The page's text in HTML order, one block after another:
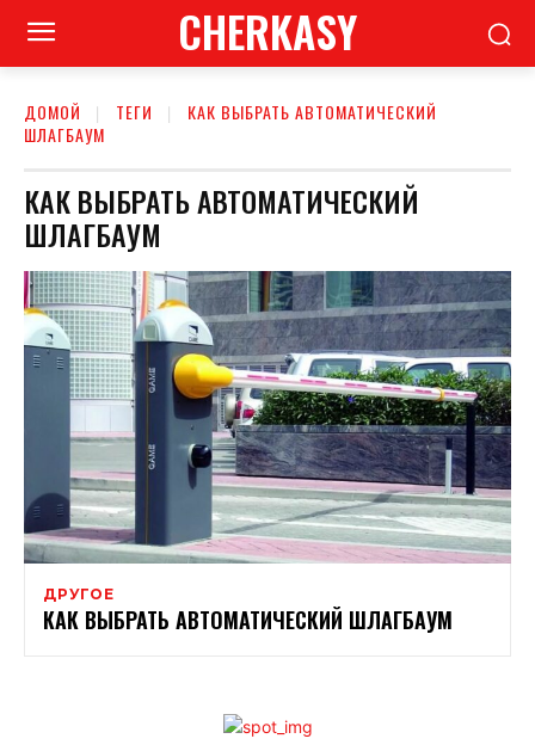
CHERKASY
ДОМОЙ ТЕГИ
КАК ВЫБРАТЬ АВТОМАТИЧЕСКИЙ
ШЛАГБАУМ
КАК ВЫБРАТЬ АВТОМАТИЧЕСКИЙ
ШЛАГБАУМ
ДРУГОЕ
КАК ВЫБРАТЬ АВТОМАТИЧЕСКИЙ ШЛАГБАУМ